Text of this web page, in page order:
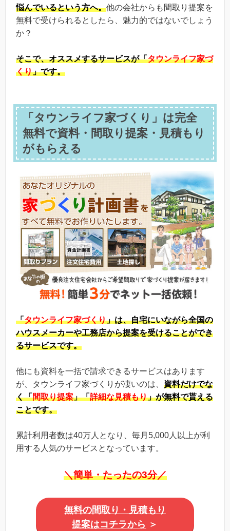
悩んでいるという方へ。他の会社からも間取り提案を
無料で受けられるとしたら、魅力的ではないでしょう
か？
そこで、オススメするサービスが「タウンライフ家づ
くり」です。
「タウンライフ家づくり」は完全
無料で資料・間取り提案・見積もり
がもらえる
「タウンライフ家づくり」は、自宅にいながら全国の
ハウスメーカーや工務店から提案を受けることができ
るサービスです。
他にも資料を一括で請求できるサービスはあります
が、タウンライフ家づくりが凄いのは、 資料だけでな
く「間取り提案」「詳細な見積もり」が無料で貰える
ことです。
累計利用者数は40万人となり、毎月5,000人以上が利
用する人気のサービスとなっています。
＼簡単・たったの3分／
無料の間取り・見積もり
提案はコチラから ＞